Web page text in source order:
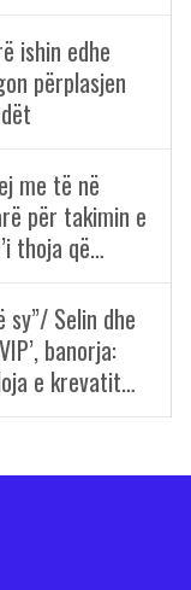
ishin edhe
përplasjen
me të në
për takimin e
thoja që…
sy”/ Selin dhe
banorja:
e krevatit…